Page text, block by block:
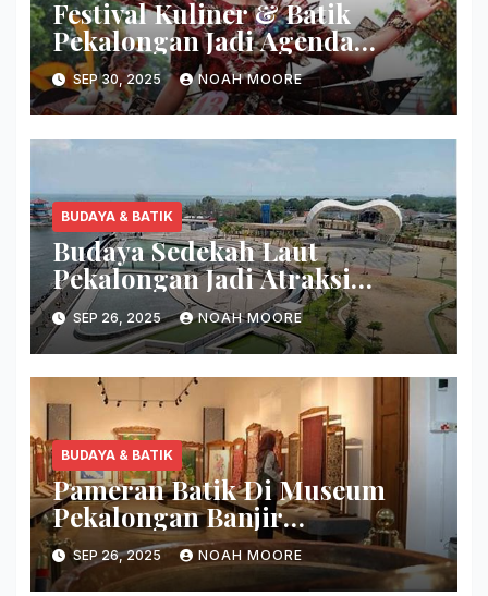
Festival Kuliner & Batik
Pekalongan Jadi Agenda
Nasional
SEP 30, 2025 NOAH MOORE
BUDAYA & BATIK
Budaya Sedekah Laut
Pekalongan Jadi Atraksi
Wisata Unik
SEP 26, 2025 NOAH MOORE
BUDAYA & BATIK
Pameran Batik Di Museum
Pekalongan Banjir
Pengunjung
SEP 26, 2025 NOAH MOORE